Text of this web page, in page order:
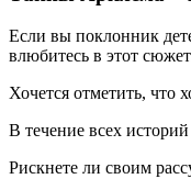
Если вы поклонник
влюбитесь в этот
Хочется отметить, что
В течение всех
Рискнете ли своим